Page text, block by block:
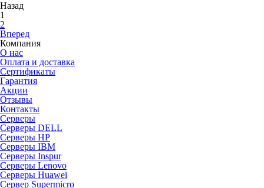
Назад
1
2
Вперед
Компания
О нас
Оплата и доставка
Сертификаты
Гарантия
Акции
Отзывы
Контакты
Серверы
Серверы DELL
Серверы HP
Серверы IBM
Серверы Inspur
Серверы Lenovo
Серверы Huawei
Сервер Supermicro